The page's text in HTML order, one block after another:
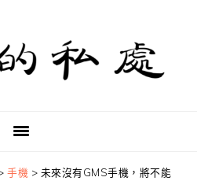
手機 > 未來沒有GMS手機，將不能